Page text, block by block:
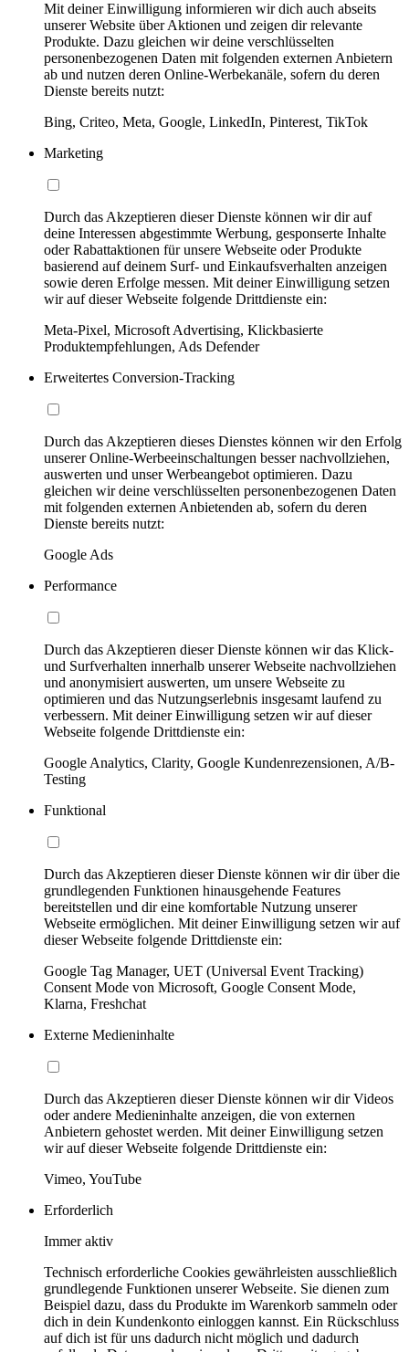
Mit deiner Einwilligung informieren wir dich auch abseits
unserer Website über Aktionen und zeigen dir relevante
Produkte. Dazu gleichen wir deine verschlüsselten
personenbezogenen Daten mit folgenden externen Anbietern
ab und nutzen deren Online-Werbekanäle, sofern du deren
Dienste bereits nutzt:
Bing, Criteo, Meta, Google, LinkedIn, Pinterest, TikTok
Marketing
Durch das Akzeptieren dieser Dienste können wir dir auf
deine Interessen abgestimmte Werbung, gesponserte Inhalte
oder Rabattaktionen für unsere Webseite oder Produkte
basierend auf deinem Surf- und Einkaufsverhalten anzeigen
sowie deren Erfolge messen. Mit deiner Einwilligung setzen
wir auf dieser Webseite folgende Drittdienste ein:
Meta-Pixel, Microsoft Advertising, Klickbasierte
Produktempfehlungen, Ads Defender
Erweitertes Conversion-Tracking
Durch das Akzeptieren dieses Dienstes können wir den Erfolg
unserer Online-Werbeeinschaltungen besser nachvollziehen,
auswerten und unser Werbeangebot optimieren. Dazu
gleichen wir deine verschlüsselten personenbezogenen Daten
mit folgenden externen Anbietenden ab, sofern du deren
Dienste bereits nutzt:
Google Ads
Performance
Durch das Akzeptieren dieser Dienste können wir das Klick-
und Surfverhalten innerhalb unserer Webseite nachvollziehen
und anonymisiert auswerten, um unsere Webseite zu
optimieren und das Nutzungserlebnis insgesamt laufend zu
verbessern. Mit deiner Einwilligung setzen wir auf dieser
Webseite folgende Drittdienste ein:
Google Analytics, Clarity, Google Kundenrezensionen, A/B-
Testing
Funktional
Durch das Akzeptieren dieser Dienste können wir dir über die
grundlegenden Funktionen hinausgehende Features
bereitstellen und dir eine komfortable Nutzung unserer
Webseite ermöglichen. Mit deiner Einwilligung setzen wir auf
dieser Webseite folgende Drittdienste ein:
Google Tag Manager, UET (Universal Event Tracking)
Consent Mode von Microsoft, Google Consent Mode,
Klarna, Freshchat
Externe Medieninhalte
Durch das Akzeptieren dieser Dienste können wir dir Videos
oder andere Medieninhalte anzeigen, die von externen
Anbietern gehostet werden. Mit deiner Einwilligung setzen
wir auf dieser Webseite folgende Drittdienste ein:
Vimeo, YouTube
Erforderlich
Immer aktiv
Technisch erforderliche Cookies gewährleisten ausschließlich
grundlegende Funktionen unserer Webseite. Sie dienen zum
Beispiel dazu, dass du Produkte im Warenkorb sammeln oder
dich in dein Kundenkonto einloggen kannst. Ein Rückschluss
auf dich ist für uns dadurch nicht möglich und dadurch